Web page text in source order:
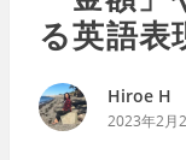
る英語表
Hiroe H
2023年2月